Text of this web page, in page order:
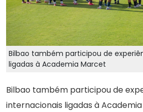
Bilbao também participou de
ligadas à Academia Marcet
Bilbao também participou de
internacionais ligadas à